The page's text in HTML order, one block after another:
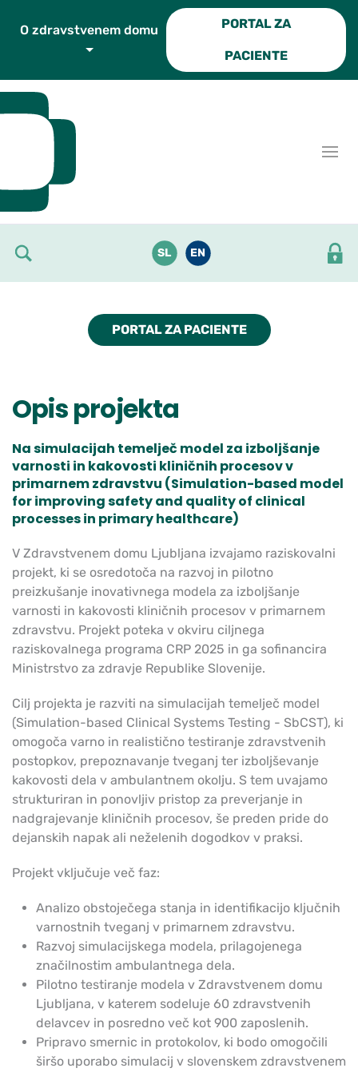
PORTAL ZA
PACIENTE
SL EN
PORTAL ZA PACIENTE
Opis projekta
Na simulacijah temelječ model za izboljšanje
varnosti in kakovosti kliničnih procesov v
primarnem zdravstvu (Simulation-based model
for improving safety and quality of clinical
processes in primary healthcare)
V Zdravstvenem domu Ljubljana izvajamo raziskovalni
projekt, ki se osredotoča na razvoj in pilotno
preizkušanje inovativnega modela za izboljšanje
varnosti in kakovosti kliničnih procesov v primarnem
zdravstvu. Projekt poteka v okviru ciljnega
raziskovalnega programa CRP 2025 in ga sofinancira
Ministrstvo za zdravje Republike Slovenije.
Cilj projekta je razviti na simulacijah temelječ model
(Simulation-based Clinical Systems Testing - SbCST), ki
omogoča varno in realistično testiranje zdravstvenih
postopkov, prepoznavanje tveganj ter izboljševanje
kakovosti dela v ambulantnem okolju. S tem uvajamo
strukturiran in ponovljiv pristop za preverjanje in
nadgrajevanje kliničnih procesov, še preden pride do
dejanskih napak ali neželenih dogodkov v praksi.
Projekt vključuje več faz:
Analizo obstoječega stanja in identifikacijo ključnih
varnostnih tveganj v primarnem zdravstvu.
Razvoj simulacijskega modela, prilagojenega
značilnostim ambulantnega dela.
Pilotno testiranje modela v Zdravstvenem domu
Ljubljana, v katerem sodeluje 60 zdravstvenih
delavcev in posredno več kot 900 zaposlenih.
Pripravo smernic in protokolov, ki bodo omogočili
širšo uporabo simulacij v slovenskem zdravstvenem